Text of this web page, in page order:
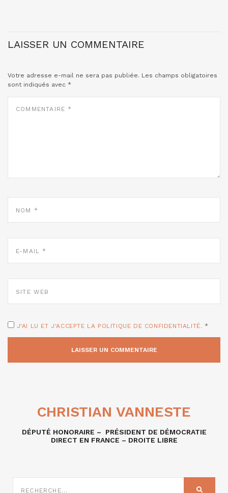
LAISSER UN COMMENTAIRE
Votre adresse e-mail ne sera pas publiée. Les champs obligatoires
sont indiqués avec *
MAIL
WEB
J'AI LU ET J'ACCEPTE LA POLITIQUE DE CONFIDENTIALITÉ. *
CHRISTIAN VANNESTE
DÉPUTÉ HONORAIRE – PRÉSIDENT DE DÉMOCRATIE
DIRECT EN FRANCE – DROITE LIBRE
SUR